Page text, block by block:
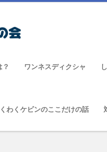
ワンネスディクシャ
わくケビンのここだけの話